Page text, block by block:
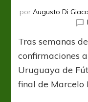
por Augusto Di
Tras semanas
confirmaciones
Uruguaya de
final de Marcelo